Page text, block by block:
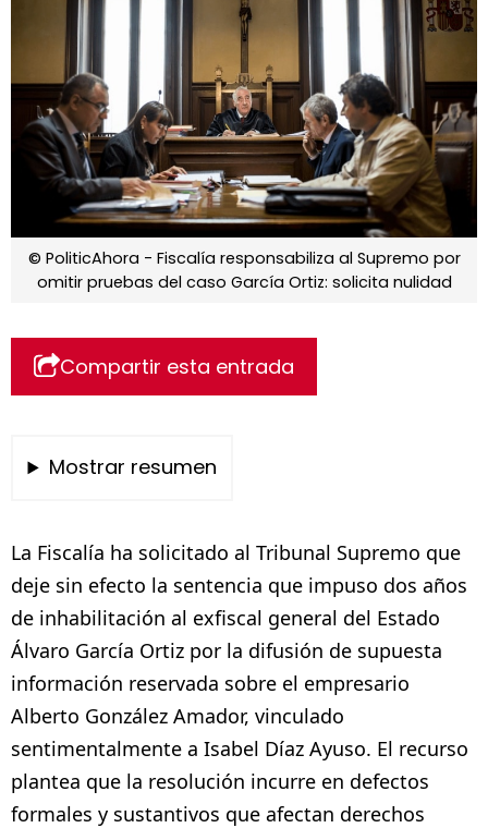
© PoliticAhora - Fiscalía responsabiliza al Supremo por
omitir pruebas del caso García Ortiz: solicita nulidad
Compartir esta entrada
Mostrar resumen
La Fiscalía ha solicitado al Tribunal Supremo que
deje sin efecto la sentencia que impuso dos años
de inhabilitación al exfiscal general del Estado
Álvaro García Ortiz por la difusión de supuesta
información reservada sobre el empresario
Alberto González Amador, vinculado
sentimentalmente a Isabel Díaz Ayuso. El recurso
plantea que la resolución incurre en defectos
formales y sustantivos que afectan derechos